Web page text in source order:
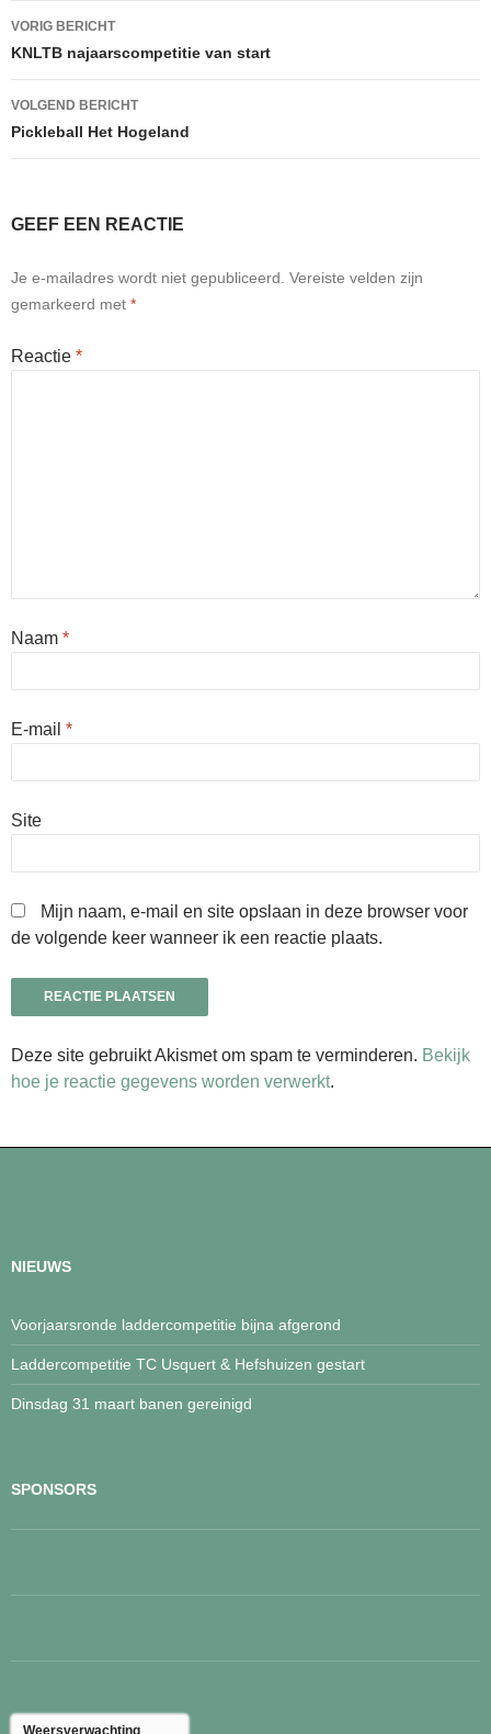
Bericht
navigatie
VORIG BERICHT
KNLTB najaarscompetitie van start
VOLGEND BERICHT
Pickleball Het Hogeland
GEEF EEN REACTIE
Je e-mailadres wordt niet gepubliceerd. Vereiste velden zijn
gemarkeerd met *
Reactie *
Naam *
E-mail *
Site
Mijn naam, e-mail en site opslaan in deze browser voor
de volgende keer wanneer ik een reactie plaats.
Deze site gebruikt Akismet om spam te verminderen. Bekijk
hoe je reactie gegevens worden verwerkt.
NIEUWS
Voorjaarsronde laddercompetitie bijna afgerond
Laddercompetitie TC Usquert & Hefshuizen gestart
Dinsdag 31 maart banen gereinigd
SPONSORS
Weersverwachting